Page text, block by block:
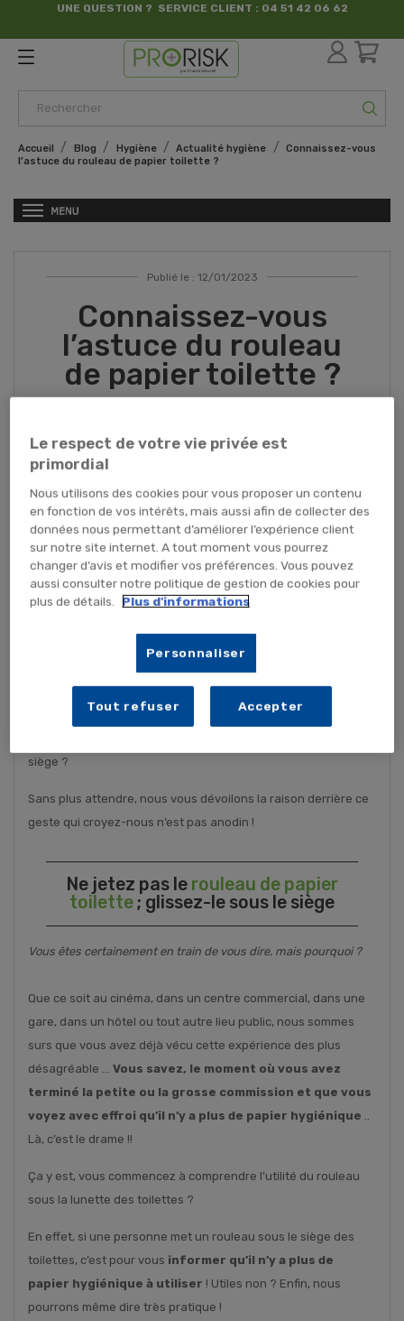
UNE QUESTION ? SERVICE CLIENT : 04 51 42 06 62
par France Sécurité
Accueil Blog Hygiène Actualité hygiène
Connaissez-vous
l’astuce du rouleau de papier toilette ?
Publié le : 12/01/2023
Connaissez-vous
l’astuce du rouleau
de papier toilette ?
importants avec vous ..
Avez-vous déjà remarqué dans les toilettes publiques, un
siège ?
Sans plus attendre, nous vous dévoilons la raison derrière ce
geste qui croyez-nous n’est pas anodin !
Ne jetez pas le rouleau de papier
toilette; glissez-le sous le siège
Vous êtes certainement en train de vous dire, mais pourquoi ?
Que ce soit au cinéma, dans un centre commercial, dans une
gare, dans un hôtel ou tout autre lieu public, nous sommes
surs que vous avez déjà vécu cette expérience des plus
désagréable … Vous savez, le moment où vous avez
terminé la petite ou la grosse commission et que vous
voyez avec effroi qu’il n’y a plus de papier hygiénique
Là, c’est le drame !!
Ça y est, vous commencez à comprendre l’utilité du rouleau
sous la lunette des toilettes ?
En effet, si une personne met un rouleau sous le siège des
toilettes, c’est pour vous informer qu’il n’y a plus de
papier hygiénique à utiliser ! Utiles non ? Enfin, nous
pourrons même dire très pratique !
Le respect de votre vie privée est
primordial
Nous utilisons des cookies pour vous proposer un contenu
en fonction de vos intérêts, mais aussi afin de collecter des
données nous permettant d’améliorer l’expérience client
sur notre site internet. A tout moment vous pourrez
changer d’avis et modifier vos préférences. Vous pouvez
aussi consulter notre politique de gestion de cookies pour
plus de détails.
Plus d'informations
Personnaliser
Tout refuser Accepter